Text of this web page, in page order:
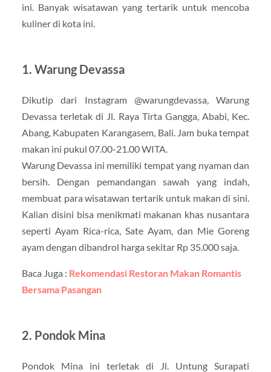
ini. Banyak wisatawan yang tertarik untuk mencoba
kuliner di kota ini.
1. Warung Devassa
Dikutip dari Instagram @warungdevassa, Warung
Devassa terletak di Jl. Raya Tirta Gangga, Ababi, Kec.
Abang, Kabupaten Karangasem, Bali. Jam buka tempat
makan ini pukul 07.00-21.00 WITA.
Warung Devassa ini memiliki tempat yang nyaman dan
bersih. Dengan pemandangan sawah yang indah,
membuat para wisatawan tertarik untuk makan di sini.
Kalian disini bisa menikmati makanan khas nusantara
seperti Ayam Rica-rica, Sate Ayam, dan Mie Goreng
ayam dengan dibandrol harga sekitar Rp 35.000 saja.
Baca Juga : Rekomendasi Restoran Makan Romantis
Bersama Pasangan
2. Pondok Mina
Pondok Mina ini terletak di Jl. Untung Surapati